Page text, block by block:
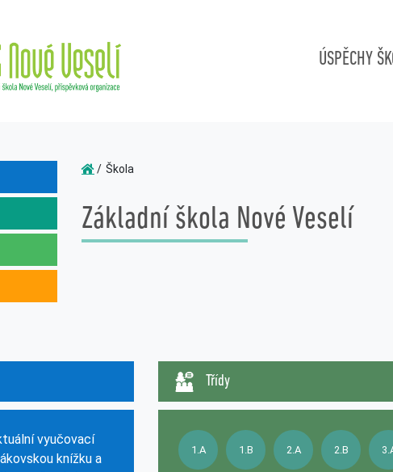
ÚSPĚCHY
Škola
Základní škola Nové Veselí
vyučovací
knížku a
Třídy
1.A 1.B 2.A 2.B